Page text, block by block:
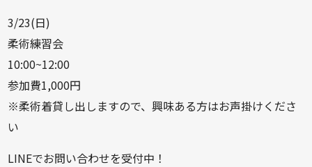
3/23(日)
柔術練習会
10:00~12:00
参加費1,000円
※柔術着貸し出しますので、興味ある方はお声掛けくださ
い
LINEでお問い合わせを受付中！